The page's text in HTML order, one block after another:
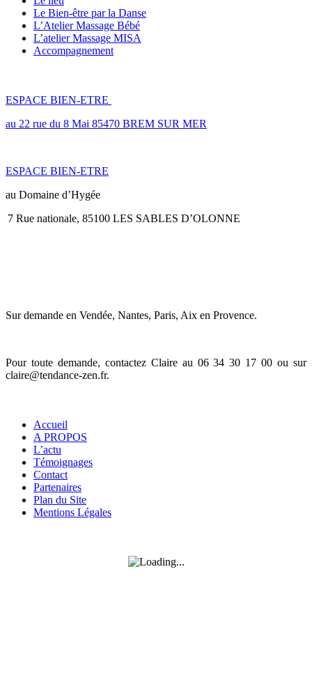
Le Bien-être par la Danse
L’Atelier Massage Bébé
L’atelier Massage MISA
Accompagnement
ESPACE BIEN-ETRE
au 22 rue du 8 Mai 85470 BREM SUR MER
ESPACE BIEN-ETRE
au Domaine d’Hygée
7 Rue nationale, 85100 LES SABLES D’OLONNE
Sur demande en Vendée, Nantes, Paris, Aix en Provence.
Pour toute demande, contactez Claire au 06 34 30 17 00 ou sur
claire@tendance-zen.fr.
Accueil
A PROPOS
L’actu
Témoignages
Contact
Partenaires
Plan du Site
Mentions Légales